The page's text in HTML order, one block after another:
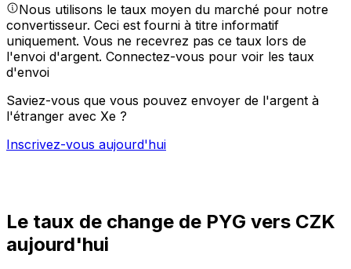
Nous utilisons le taux moyen du marché pour notre
convertisseur. Ceci est fourni à titre informatif
uniquement. Vous ne recevrez pas ce taux lors de
l'envoi d'argent. Connectez-vous pour voir les taux
d'envoi
Saviez-vous que vous pouvez envoyer de l'argent à
l'étranger avec Xe ?
Inscrivez-vous aujourd'hui
Le taux de change de PYG vers CZK
aujourd'hui